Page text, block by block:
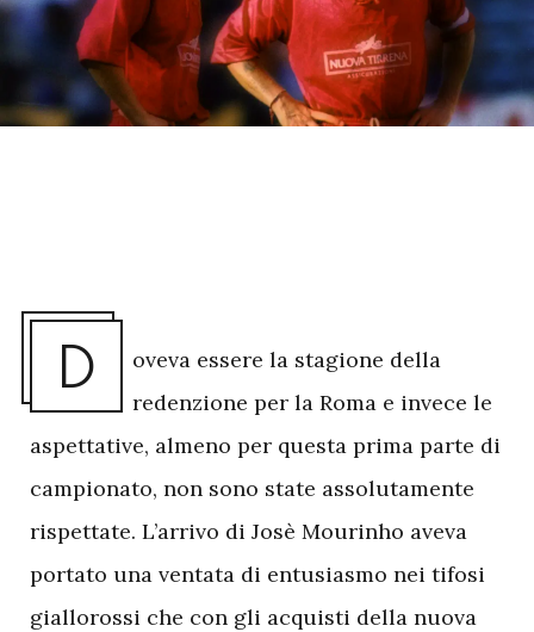
D
oveva essere la stagione della
redenzione per la Roma e invece le
aspettative, almeno per questa prima parte di
campionato, non sono state assolutamente
rispettate. L’arrivo di Josè Mourinho aveva
portato una ventata di entusiasmo nei tifosi
giallorossi che con gli acquisti della nuova